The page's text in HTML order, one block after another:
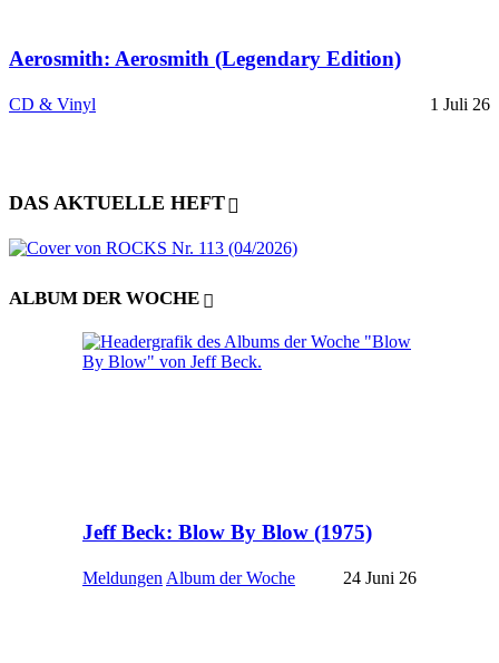
Aerosmith: Aerosmith (Legendary Edition)
CD & Vinyl 1 Juli 26
DAS AKTUELLE HEFT
ALBUM DER WOCHE
Jeff Beck: Blow By Blow (1975)
Meldungen Album der Woche 24 Juni 26